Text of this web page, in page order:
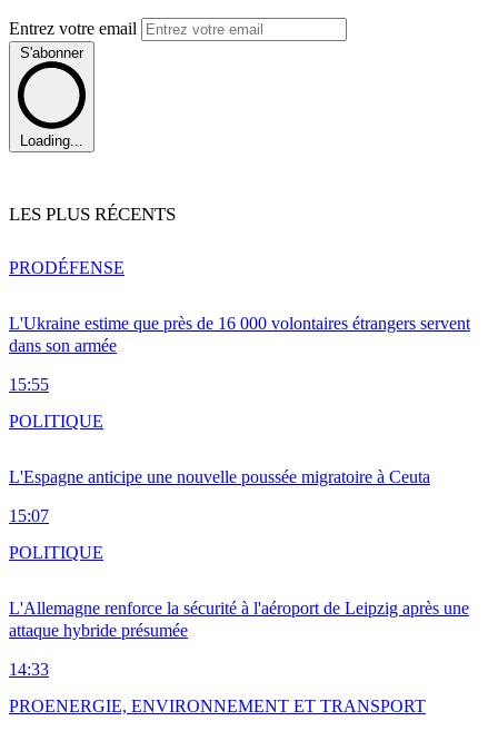
Entrez votre email
S'abonner
Loading...
LES PLUS RÉCENTS
L'Ukraine estime que près de 16 000 volontaires étrangers servent
dans son armée
15:55
PRODÉFENSE
L'Espagne anticipe une nouvelle poussée migratoire à Ceuta
15:07
POLITIQUE
L'Allemagne renforce la sécurité à l'aéroport de Leipzig après une
attaque hybride présumée
14:33
POLITIQUE
PROENERGIE, ENVIRONNEMENT ET TRANSPORT